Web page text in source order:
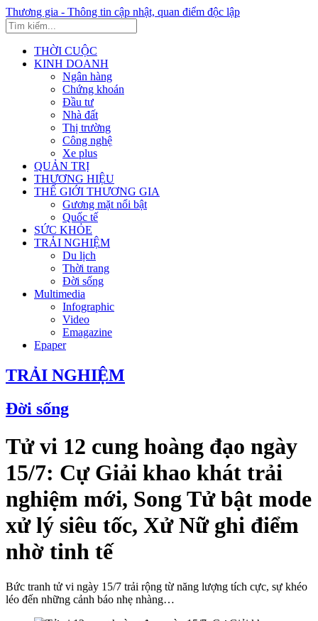
Thương gia - Thông tin cập nhật, quan điểm độc lập
THỜI CUỘC
KINH DOANH
Ngân hàng
Chứng khoán
Đầu tư
Nhà đất
Thị trường
Công nghệ
Xe plus
QUẢN TRỊ
THƯƠNG HIỆU
THẾ GIỚI THƯƠNG GIA
Gương mặt nổi bật
Quốc tế
SỨC KHỎE
TRẢI NGHIỆM
Du lịch
Thời trang
Đời sống
Multimedia
Infographic
Video
Emagazine
Epaper
TRẢI NGHIỆM
Đời sống
Tử vi 12 cung hoàng đạo ngày
15/7: Cự Giải khao khát trải
nghiệm mới, Song Tử bật mode
xử lý siêu tốc, Xử Nữ ghi điểm
nhờ tinh tế
Bức tranh tử vi ngày 15/7 trải rộng từ năng lượng tích cực, sự khéo
léo đến những cảnh báo nhẹ nhàng…